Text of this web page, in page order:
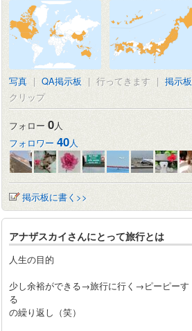
写真 | QA掲示板 | 行ってきます | 掲示板
クリップ
フォロー 0人
フォロワー 40人
掲示板に書く>>
アナザスカイさんにとって旅行とは
人生の目的
少し余裕ができる→旅行に行く→ピーピーす
る
の繰り返し（笑）